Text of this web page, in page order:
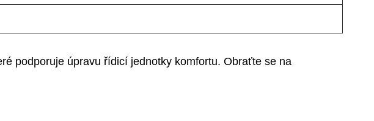
podporuje úpravu řídicí jednotky komfortu. Obraťte se na